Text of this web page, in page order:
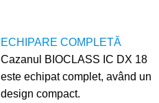
ECHIPARE COMPLETĂ
Cazanul BIOCLASS IC DX 18
este echipat complet, având un
design compact.